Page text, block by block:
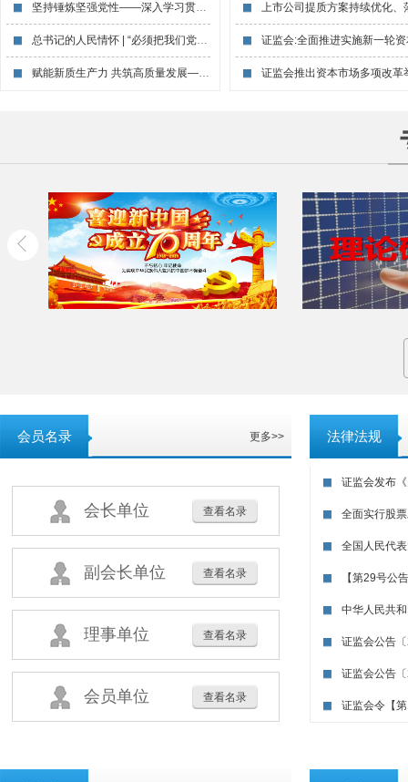
坚持锤炼坚强党性——深入学习贯彻习近平党...
总书记的人民情怀 | “必须把我们党建设...
赋能新质生产力 共筑高质量发展——宋志平... 证监会推出资本市场多项改革
会员名录 更多>>
会长单位 查看名录
副会长单位 查看名录
理事单位 查看名录
会员单位 查看名录
法律法规
证监会发布
全面实行股
全国人民代
【第29号公
中华人民共
证监会公告
证监会公告
证监会令【